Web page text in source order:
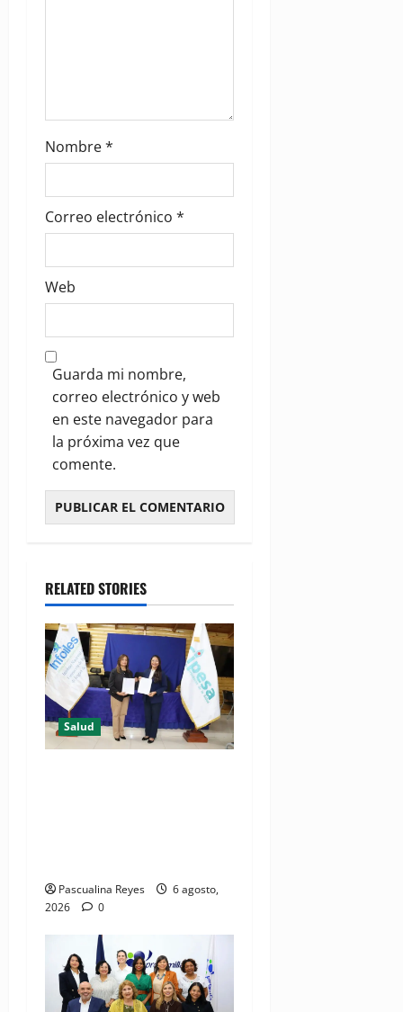
Nombre*
Correo electrónico *
Web
Guarda mi nombre,
correo electrónico y web
en este navegador para
la próxima vez que
comente.
RELATED STORIES
Salud
Pascualina Reyes
6 agosto,
2026
0